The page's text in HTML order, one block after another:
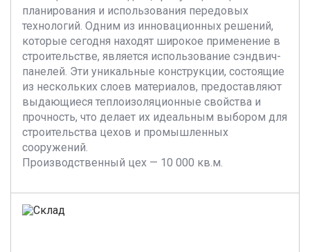
планирования и использования передовых
технологий. Одним из инновационных решений,
которые сегодня находят широкое применение в
строительстве, является использование сэндвич-
панелей. Эти уникальные конструкции, состоящие
из нескольких слоев материалов, предоставляют
выдающиеся теплоизоляционные свойства и
прочность, что делает их идеальным выбором для
строительства цехов и промышленных
сооружений.
Производственный цех — 10 000 кв.м.